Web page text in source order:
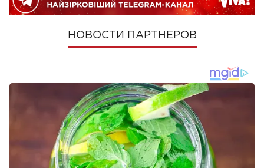
НОВОСТИ ПАРТНЕРОВ